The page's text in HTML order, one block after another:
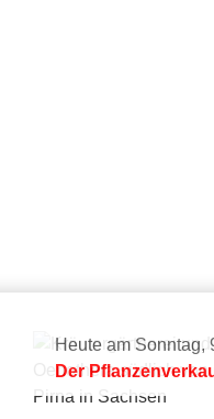
Heute am Sonntag,
Der